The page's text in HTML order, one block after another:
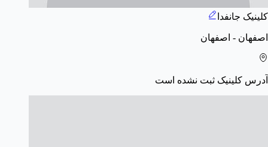
کلینیک جانفدا
اصفهان - اصفهان
آدرس کلینیک ثبت نشده است